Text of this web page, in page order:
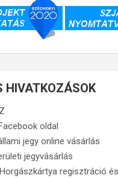
HIVATKOZÁSOK
oldal
jegy online vásárlás
jegyvásárlás
regisztráció